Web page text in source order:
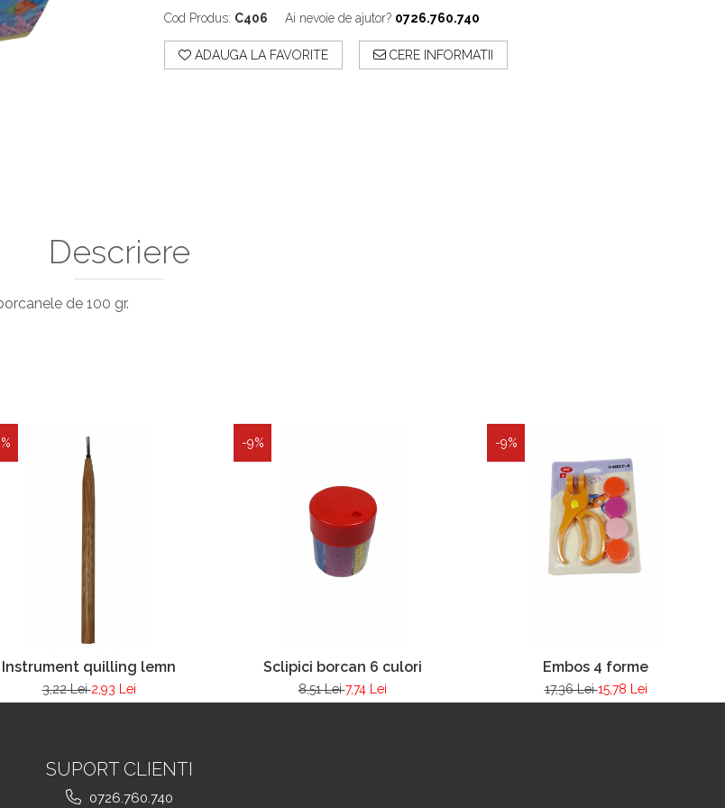
Cod Produs: C406 Ai nevoie de ajutor? 0726.760.740
ADAUGA LA FAVORITE CERE INFORMATII
Descriere
de 100 gr.
Instrument quilling lemn
3,22 Lei2,93 Lei
-9%
Sclipici borcan 6 culori
8,51 Lei7,74 Lei
-9%
Embos 4 forme
17,36 Lei15,78 Lei
SUPORT CLIENTI
0726.760.740